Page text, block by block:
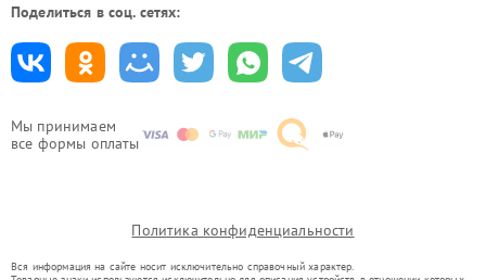
Мы принимаем
все формы оплаты
Поделиться в соц. сетях:
Политика конфиденциальности
Вся информация на сайте носит исключительно справочный характер.